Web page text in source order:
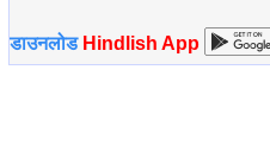
डाउनलोड Hindlish App